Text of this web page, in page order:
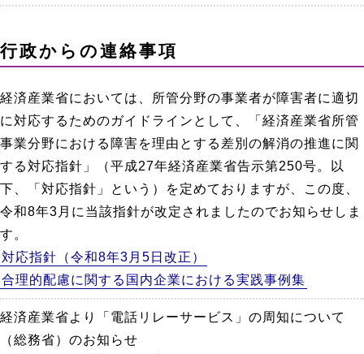
行政からの連絡事項
経済産業省においては、所管分野の事業者が障害者に適切
に対応するためのガイドラインとして、「経済産業省所管
事業分野における障害を理由とする差別の解消の推進に関
する対応指針」（平成27年経済産業省告示第250号。以
下、「対応指針」という）を定めておりますが、この度、
令和8年3月に当該指針が改定されましたのでお知らせしま
す。
対応指針（令和8年3月5日改正）
合理的配慮に関する国内企業における実践事例集
経済産業省より「電話リレーサービス」の周知について
（総務省）のお知らせ